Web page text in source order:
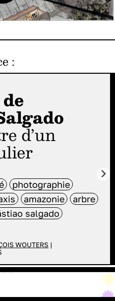
:
de
photographie
amazonie
arbre
salgado
WOUTERS |